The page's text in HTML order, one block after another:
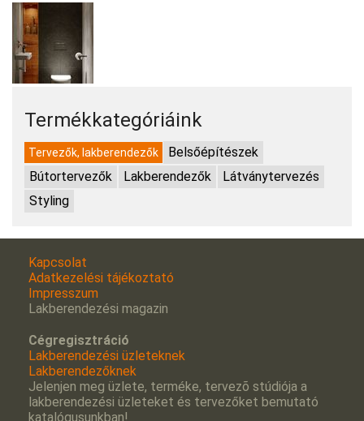
Termékkategóriáink
Tervezők, lakberendezők
Belsőépítészek
Bútortervezők
Lakberendezők
Látványtervezés
Styling
Kapcsolat
Adatkezelési tájékoztató
Impresszum
Lakberendezési magazin
Cégregisztráció
Lakberendezési üzleteknek
Lakberendezőknek
Jelenjen meg üzlete, terméke, tervezõ stúdiója a
lakberendezési üzleteket és tervezőket bemutató
katalógusunkban!